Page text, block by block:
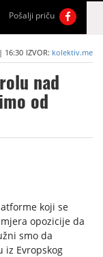
Pošalji priču
16:30 IZVOR: kolektiv.me
nad
od
koji se
opozicije da
smo da
iz Evropskog